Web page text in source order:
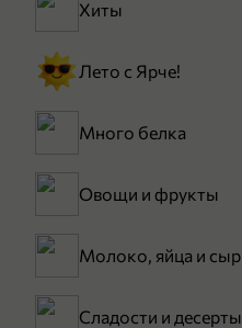
Хиты
Лето с Ярче!
Много белка
Овощи и фрукты
Молоко, яйца и сыр
Сладости и десерты